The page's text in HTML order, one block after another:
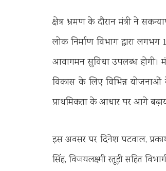
क्षेत्र भ्रमण के दौरान मंत्री ने
लोक निर्माण विभाग द्वारा
आवागमन सुविधा उपलब्ध होगी।
विकास के लिए विभिन्न
प्राथमिकता के आधार पर आगे
इस अवसर पर दिनेश पटवाल,
सिंह, विजयलक्ष्मी रतूड़ी सहित